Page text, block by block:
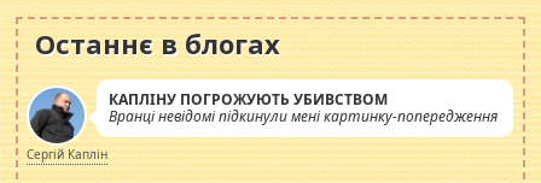
Останнє в блогах
КАПЛІНУ ПОГРОЖУЮТЬ УБИВСТВОМ
Вранці невідомі підкинули мені картинку-попередження
Сергій Каплін